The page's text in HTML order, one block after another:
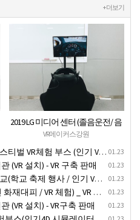
+ 더보기
2019 LG 미디어 센터 (졸음운전/ 음
주운전 체험 행사) VR 체험 - VR 렌탈
대여 행사
VR메이커스강원
01.23
부스 (인기 VR 체험) - VR렌탈대여 행사
01.23
(VR 설치) - VR 구축 판매
01.23
/ 인기 VR 컨텐츠 ) - VR렌탈대여 행사
01.23
/ VR 체험) _ VR 렌탈대여행사
01.23
(VR 설치) - VR구축 판매